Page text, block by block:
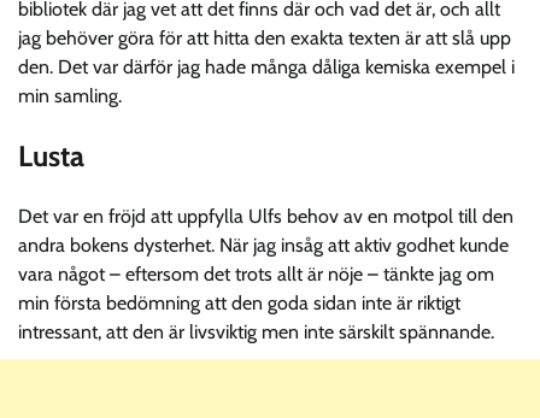
bibliotek där jag vet att det finns där och vad det är, och allt
jag behöver göra för att hitta den exakta texten är att slå upp
den. Det var därför jag hade många dåliga kemiska exempel i
min samling.
Lusta
Det var en fröjd att uppfylla Ulfs behov av en motpol till den
andra bokens dysterhet. När jag insåg att aktiv godhet kunde
vara något – eftersom det trots allt är nöje – tänkte jag om
min första bedömning att den goda sidan inte är riktigt
intressant, att den är livsviktig men inte särskilt spännande.